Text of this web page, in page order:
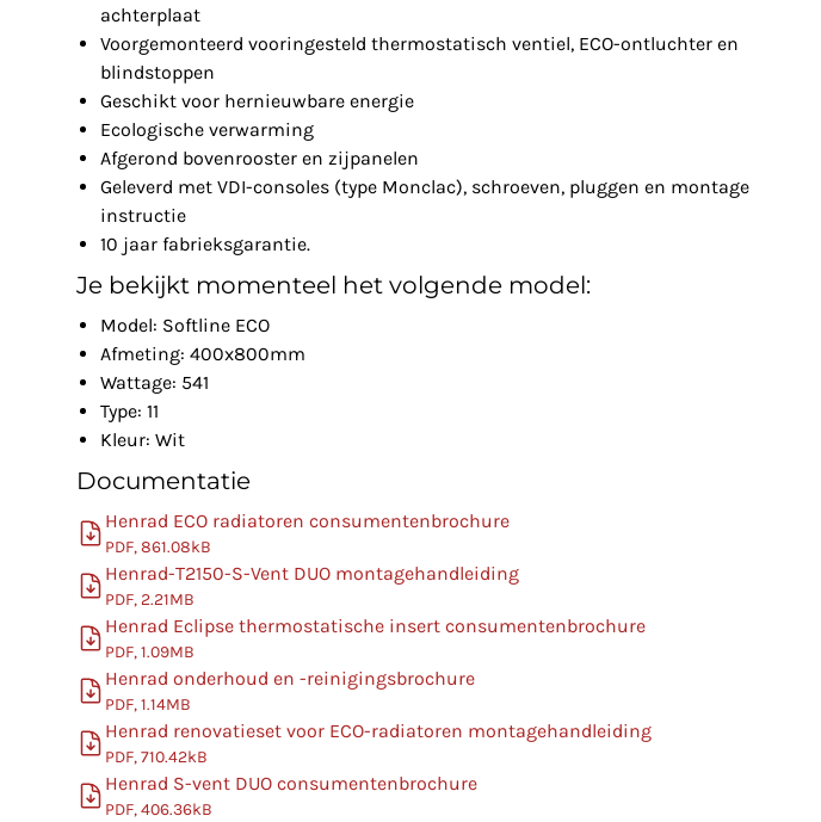
achterplaat
Voorgemonteerd vooringesteld thermostatisch ventiel, ECO-ontluchter en
blindstoppen
Geschikt voor hernieuwbare energie
Ecologische verwarming
Afgerond bovenrooster en zijpanelen
Geleverd met VDI-consoles (type Monclac), schroeven, pluggen en montage
instructie
10 jaar fabrieksgarantie.
Je bekijkt momenteel het volgende model:
Model: Softline ECO
Afmeting: 400x800mm
Wattage: 541
Type: 11
Kleur: Wit
Documentatie
Henrad ECO radiatoren consumentenbrochure
PDF, 861.08kB
Henrad-T2150-S-Vent DUO montagehandleiding
PDF, 2.21MB
Henrad Eclipse thermostatische insert consumentenbrochure
PDF, 1.09MB
Henrad onderhoud en -reinigingsbrochure
PDF, 1.14MB
Henrad renovatieset voor ECO-radiatoren montagehandleiding
PDF, 710.42kB
Henrad S-vent DUO consumentenbrochure
PDF, 406.36kB